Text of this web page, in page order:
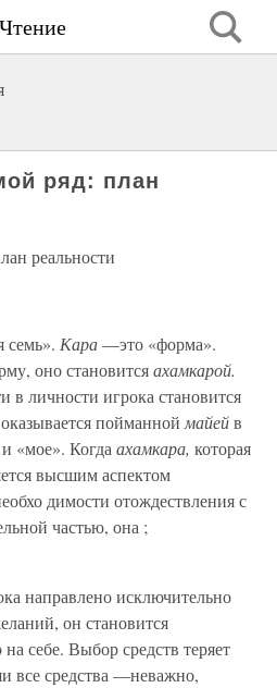
ряд: план
реальности
семь». Кара—это «форма».
оно становитсяахамкарой.
в личности игрока становится
оказывается пойманной майейв
«мое». Когда ахамкара, которая
высшим аспектом
димости отождествления с
частью, она ;
направлено исключительно
он становится
себе. Выбор средств теряет
все средства —неважно,